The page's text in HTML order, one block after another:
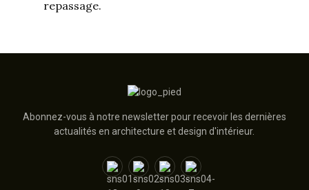
repassage.
Abonnez-vous à notre newsletter pour recevoir les dernières
actualités en architecture et design d'intérieur.